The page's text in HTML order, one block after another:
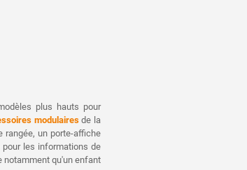
plus hauts pour
modulairesde la
rangée, un porte-affiche
les informations de
notamment qu'un enfant